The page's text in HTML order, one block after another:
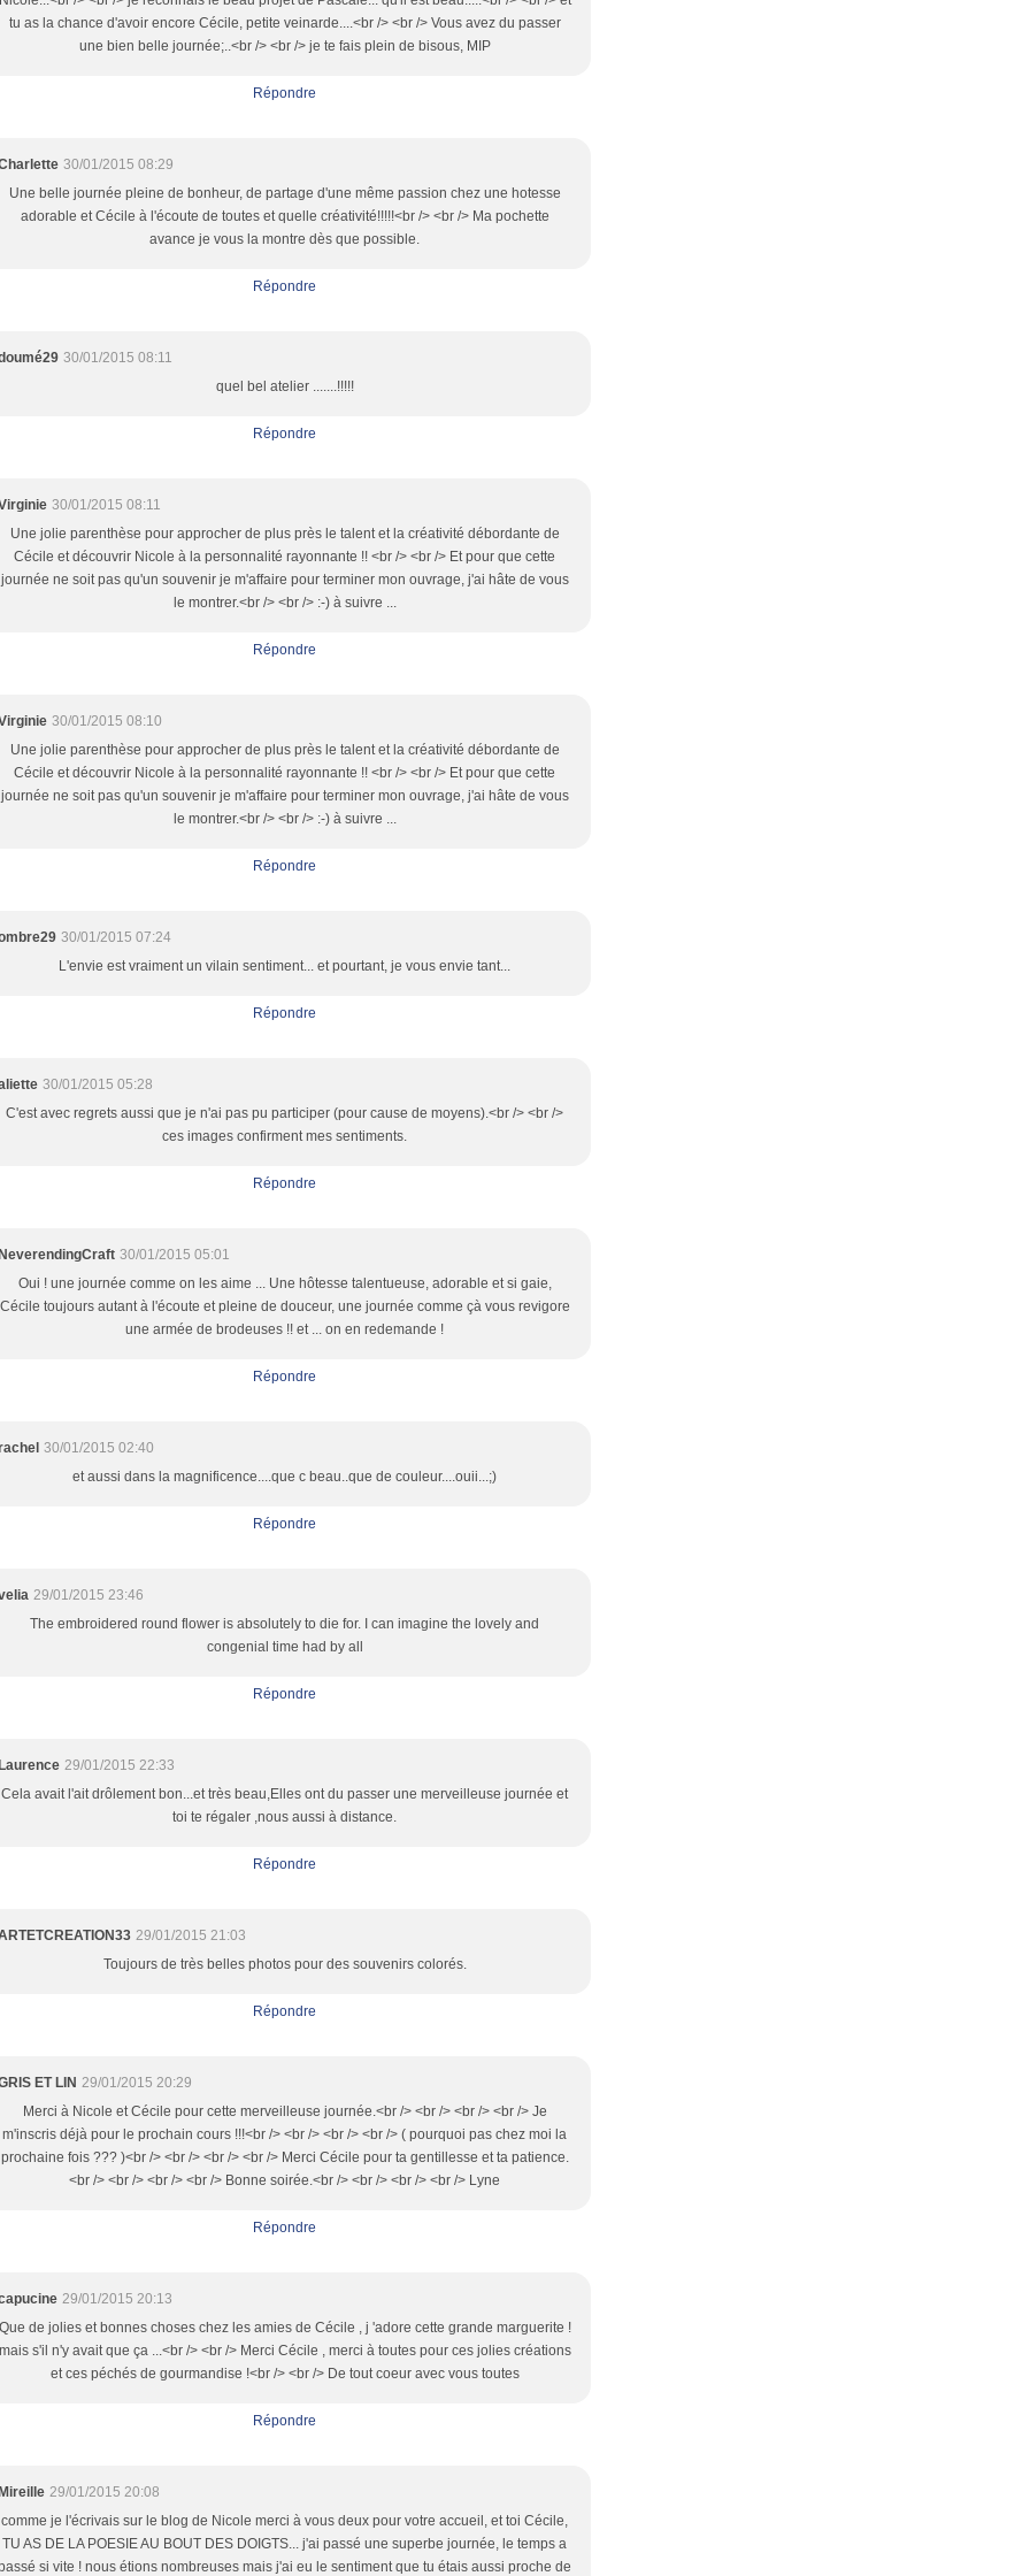
tu as la chance d'avoir encore Cécile, petite veinarde....<br /> <br /> Vous avez du passer
une bien belle journée;..<br /> <br /> je te fais plein de bisous, MIP
Répondre
30/01/2015 08:29
Une belle journée pleine de bonheur, de partage d'une même passion chez une hotesse
adorable et Cécile à l'écoute de toutes et quelle créativité!!!!!<br /> <br /> Ma pochette
avance je vous la montre dès que possible.
Répondre
30/01/2015 08:11
quel bel atelier .......!!!!!
Répondre
30/01/2015 08:11
Une jolie parenthèse pour approcher de plus près le talent et la créativité débordante de
Cécile et découvrir Nicole à la personnalité rayonnante !! <br /> <br /> Et pour que cette
journée ne soit pas qu'un souvenir je m'affaire pour terminer mon ouvrage, j'ai hâte de vous
le montrer.<br /> <br /> :-) à suivre ...
Répondre
30/01/2015 08:10
Une jolie parenthèse pour approcher de plus près le talent et la créativité débordante de
Cécile et découvrir Nicole à la personnalité rayonnante !! <br /> <br /> Et pour que cette
journée ne soit pas qu'un souvenir je m'affaire pour terminer mon ouvrage, j'ai hâte de vous
le montrer.<br /> <br /> :-) à suivre ...
Répondre
30/01/2015 07:24
L'envie est vraiment un vilain sentiment... et pourtant, je vous envie tant...
Répondre
30/01/2015 05:28
C'est avec regrets aussi que je n'ai pas pu participer (pour cause de moyens).<br /> <br />
ces images confirment mes sentiments.
Répondre
30/01/2015 05:01
Oui ! une journée comme on les aime ... Une hôtesse talentueuse, adorable et si gaie,
Cécile toujours autant à l'écoute et pleine de douceur, une journée comme çà vous revigore
une armée de brodeuses !! et ... on en redemande !
Répondre
30/01/2015 02:40
et aussi dans la magnificence....que c beau..que de couleur....ouii...;)
Répondre
29/01/2015 23:46
The embroidered round flower is absolutely to die for. I can imagine the lovely and
congenial time had by all
Répondre
29/01/2015 22:33
Cela avait l'ait drôlement bon...et très beau,Elles ont du passer une merveilleuse journée et
toi te régaler ,nous aussi à distance.
Répondre
29/01/2015 21:03
Toujours de très belles photos pour des souvenirs colorés.
Répondre
ET LIN 29/01/2015 20:29
Merci à Nicole et Cécile pour cette merveilleuse journée.<br /> <br /> <br /> <br /> Je
m'inscris déjà pour le prochain cours !!!<br /> <br /> <br /> <br /> ( pourquoi pas chez moi la
prochaine fois ??? )<br /> <br /> <br /> <br /> Merci Cécile pour ta gentillesse et ta patience.
<br /> <br /> <br /> <br /> Bonne soirée.<br /> <br /> <br /> <br /> Lyne
Répondre
29/01/2015 20:13
de jolies et bonnes choses chez les amies de Cécile , j 'adore cette grande marguerite !
s'il n'y avait que ça ...<br /> <br /> Merci Cécile , merci à toutes pour ces jolies créations
et ces péchés de gourmandise !<br /> <br /> De tout coeur avec vous toutes
Répondre
29/01/2015 20:08
comme je l'écrivais sur le blog de Nicole merci à vous deux pour votre accueil, et toi Cécile,
TU AS DE LA POESIE AU BOUT DES DOIGTS... j'ai passé une superbe journée, le temps a
si vite ! nous étions nombreuses mais j'ai eu le sentiment que tu étais aussi proche de